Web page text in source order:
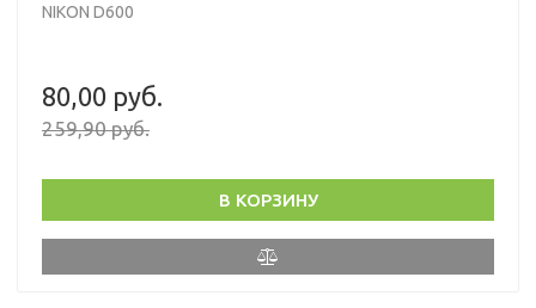
NIKON D600
80,00 руб.
259,90 руб.
В КОРЗИНУ